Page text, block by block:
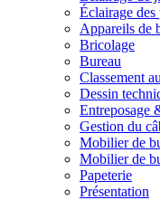
Éclairage des
Appareils de
Bricolage
Bureau
Classement
Dessin
Entreposage
Gestion du
Mobilier de
Mobilier de
Papeterie
Présentation